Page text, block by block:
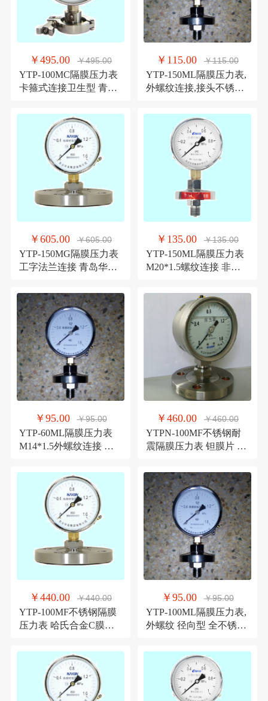
￥495.00 ￥495.00
YTP-100MC隔膜压力表
卡箍式连接卫生型 青岛
￥115.00 ￥115.00
YTP-150ML隔膜压力表,
外螺纹连接,接头不锈钢,
￥605.00 ￥605.00
YTP-150MG隔膜压力表
工字法兰连接 青岛华青
￥135.00 ￥135.00
YTP-150ML隔膜压力表
M20*1.5螺纹连接 非标
￥95.00 ￥95.00
YTP-60ML隔膜压力表
M14*1.5外螺纹连接 表
￥460.00 ￥460.00
YTPN-100MF不锈钢耐
震隔膜压力表 钽膜片 法
￥440.00 ￥440.00
YTP-100MF不锈钢隔膜
压力表 哈氏合金C膜片
￥95.00 ￥95.00
YTP-100ML隔膜压力表,
外螺纹 径向型 全不锈钢